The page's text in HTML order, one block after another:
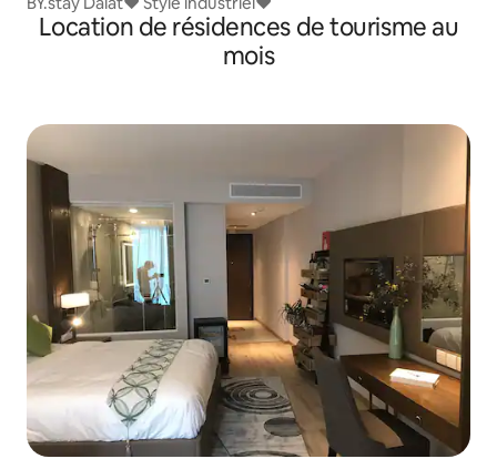
Location de résidences de tourisme au
mois